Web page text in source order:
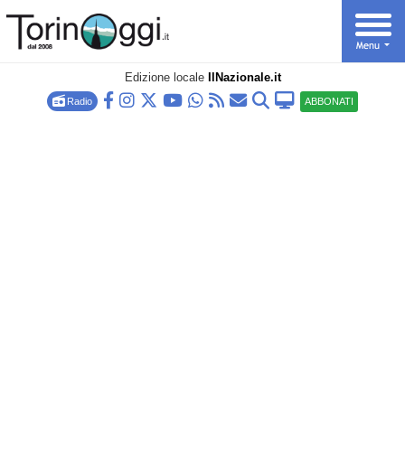
Edizione locale IlNazionale.it
Radio ABBONATI